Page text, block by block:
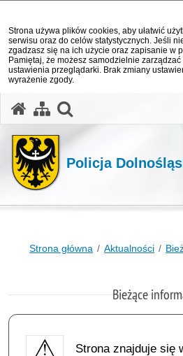
Strona używa plików cookies, aby ułatwić
serwisu oraz do celów statystycznych. Jeśli
zgadzasz się na ich użycie oraz zapisanie w
Pamiętaj, że możesz samodzielnie
ustawienia przeglądarki. Brak zmiany
wyrażenie zgody.
Policja
Strona główna Aktualności
Bieżące
Strona znajduje się